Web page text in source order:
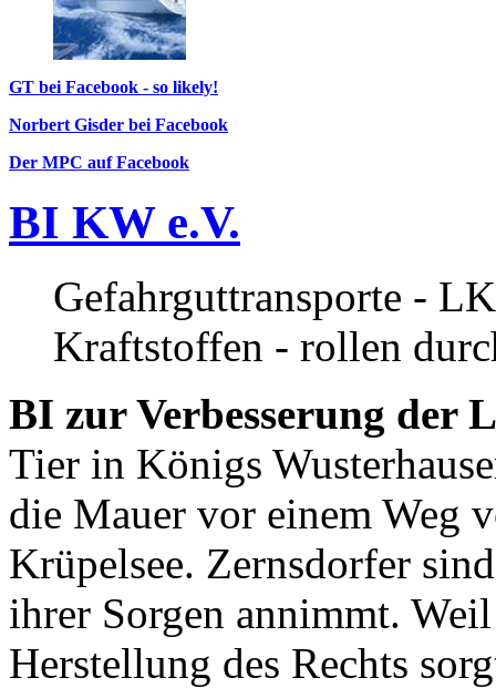
GT bei Facebook - so likely!
Norbert Gisder bei Facebook
Der MPC auf Facebook
BI KW e.V.
Gefahrguttransporte -
Kraftstoffen - rollen
BI zur Verbesserung der
Tier in Königs
die Mauer vor einem Weg
Krüpelsee. Zernsdorfer
ihrer Sorgen annimmt.
Herstellung des Rechts